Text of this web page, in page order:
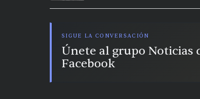
SIGUE LA CONVERSACIÓN
Únete al grupo Noticias
Facebook